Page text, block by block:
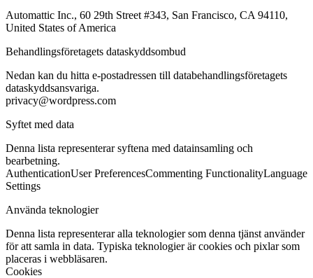
Automattic Inc., 60 29th Street #343, San Francisco, CA 94110,
United States of America
Behandlingsföretagets dataskyddsombud
Nedan kan du hitta e-postadressen till databehandlingsföretagets
dataskyddsansvariga.
privacy@wordpress.com
Syftet med data
Denna lista representerar syftena med datainsamling och
bearbetning.
AuthenticationUser PreferencesCommenting FunctionalityLanguage
Settings
Använda teknologier
Denna lista representerar alla teknologier som denna tjänst använder
för att samla in data. Typiska teknologier är cookies och pixlar som
placeras i webbläsaren.
Cookies